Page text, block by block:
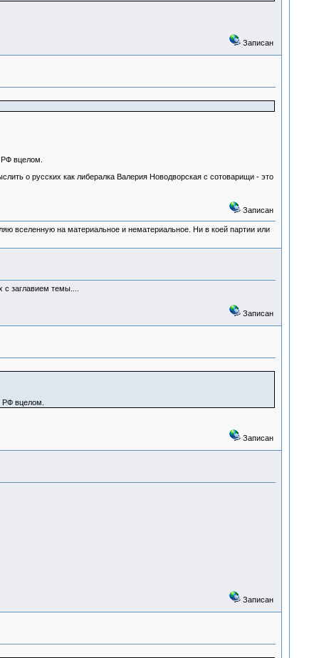
Записан
вцелом.
о русских как либералка Валерия Новодворская с сотоварищи - это
Записан
вселенную на материальное и нематериальное. Ни в коей партии или
заглавием темы....
Записан
РФ вцелом.
Записан
Записан